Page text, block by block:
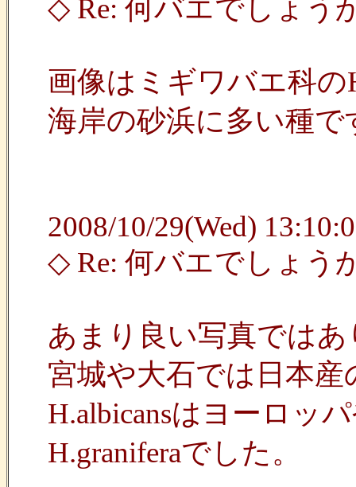
◇ Re: 何バエでしょう
画像はミギワバエ科の
海岸の砂浜に多い種で
2008/10/29(Wed)
◇ Re: 何バエでしょう
あまり良い写真では
宮城や大石では日本産
H.albicansはヨーロッ
H.graniferaでした。